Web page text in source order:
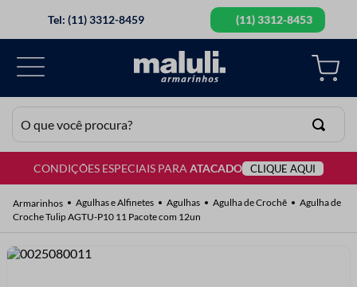
Tel: (11) 3312-8459 (11) 3312-8453
O que você procura?
CONDIÇÕES ESPECIAIS PARAATACADO CLIQUE AQUI
Agulhas e Alfinetes Agulhas Agulha de Crochê
Agulha de
Croche Tulip AGTU-P10 11 Pacote com 12un
TERMOS MAIS BUSCADOS
2º
barbante
3º
botão